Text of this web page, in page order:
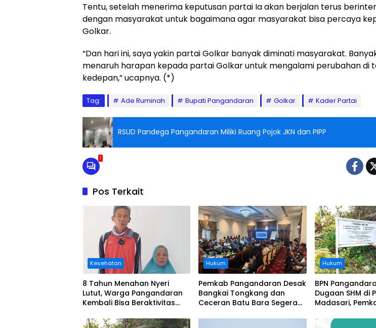
Tentu, setelah menerima keputusan partai Ia akan berjalan terus
dengan masyarakat untuk bagaimana agar masyarakat bisa percaya
Golkar.
“Dan hari ini, saya yakin partai Golkar banyak diminati masyarakat.
menaruh harapan kepada partai Golkar untuk mengalami perubahan di
kedepan,” ucapnya. (*)
Tag: Ade Ruminah Bupati Pangandaran Golkar Kader Partai
RSUD Pandega Pangandaran Miliki Ruang Pojok JKN dan PIPP
1
Pos Terkait
Kesehatan
8 Tahun Menahan Nyeri
Lutut, Warga Pangandaran
Kembali Bisa Beraktivitas
Ditanggung BPJS
Hukum
Pemkab Pangandaran Desak
Bangkai Tongkang dan
Ceceran Batu Bara Segera
Koordinasi Perusahaan
Hukum
BPN
Dugaan SHM di
Madasari,